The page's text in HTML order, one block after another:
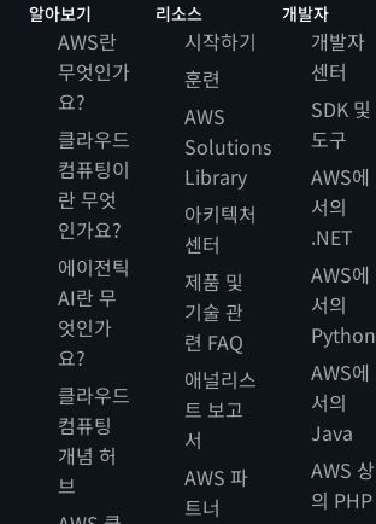
알아보기
AWS란
무엇인가
요?
클라우드
컴퓨팅이
란 무엇
인가요?
에이전틱
AI란 무
엇인가
요?
클라우드
컴퓨팅
개념 허
브
리소스
시작하기
훈련
AWS
Solutions
Library
아키텍처
센터
제품 및
기술 관
련 FAQ
애널리스
트 보고
서
AWS 파
트너
개발자
개발자
센터
SDK 및
도구
AWS에
서의
.NET
AWS에
서의
Python
AWS에
서의
Java
AWS 상
의 PHP